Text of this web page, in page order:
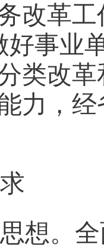
改革
好事业
类改
力，
想。